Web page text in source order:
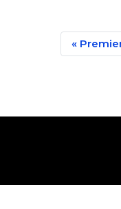
Première
«